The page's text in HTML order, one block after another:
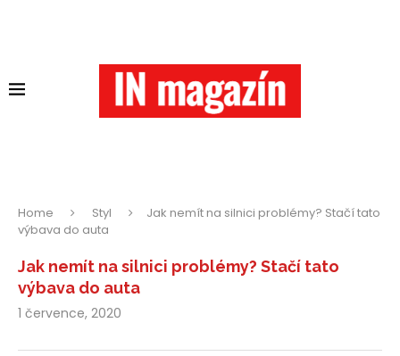
Home Styl
Jak nemít na silnici problémy? Stačí tato
výbava do auta
Jak nemít na silnici problémy? Stačí tato
výbava do auta
1 července, 2020